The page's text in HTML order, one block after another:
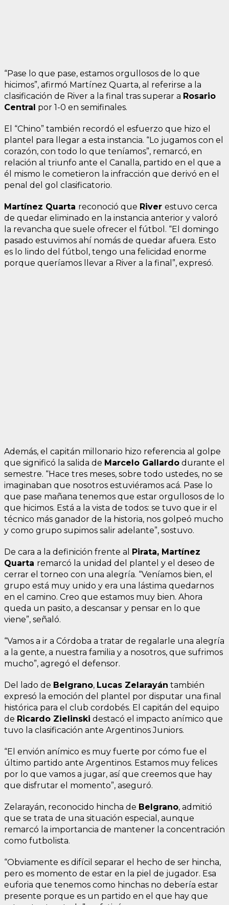
“Pase lo que pase, estamos orgullosos de lo que
hicimos”, afirmó Martínez Quarta, al referirse a la
clasificación de River a la final tras superar a Rosario
Central por 1-0 en semifinales.
El “Chino” también recordó el esfuerzo que hizo el
plantel para llegar a esta instancia. “Lo jugamos con el
corazón, con todo lo que teníamos”, remarcó, en
relación al triunfo ante el Canalla, partido en el que a
él mismo le cometieron la infracción que derivó en el
penal del gol clasificatorio.
Martínez Quarta reconoció que River estuvo cerca
de quedar eliminado en la instancia anterior y valoró
la revancha que suele ofrecer el fútbol. “El domingo
pasado estuvimos ahí nomás de quedar afuera. Esto
es lo lindo del fútbol, tengo una felicidad enorme
porque queríamos llevar a River a la final”, expresó.
Además, el capitán millonario hizo referencia al golpe
que significó la salida de Marcelo Gallardo durante el
semestre. “Hace tres meses, sobre todo ustedes, no se
imaginaban que nosotros estuviéramos acá. Pase lo
que pase mañana tenemos que estar orgullosos de lo
que hicimos. Está a la vista de todos: se tuvo que ir el
técnico más ganador de la historia, nos golpeó mucho
y como grupo supimos salir adelante”, sostuvo.
De cara a la definición frente al Pirata, Martínez
Quarta remarcó la unidad del plantel y el deseo de
cerrar el torneo con una alegría. “Veníamos bien, el
grupo está muy unido y era una lástima quedarnos
en el camino. Creo que estamos muy bien. Ahora
queda un pasito, a descansar y pensar en lo que
viene”, señaló.
“Vamos a ir a Córdoba a tratar de regalarle una alegría
a la gente, a nuestra familia y a nosotros, que sufrimos
mucho”, agregó el defensor.
Del lado de Belgrano, Lucas Zelarayán también
expresó la emoción del plantel por disputar una final
histórica para el club cordobés. El capitán del equipo
de Ricardo Zielinski destacó el impacto anímico que
tuvo la clasificación ante Argentinos Juniors.
“El envión anímico es muy fuerte por cómo fue el
último partido ante Argentinos. Estamos muy felices
por lo que vamos a jugar, así que creemos que hay
que disfrutar el momento”, aseguró.
Zelarayán, reconocido hincha de Belgrano, admitió
que se trata de una situación especial, aunque
remarcó la importancia de mantener la concentración
como futbolista.
“Obviamente es difícil separar el hecho de ser hincha,
pero es momento de estar en la piel de jugador. Esa
euforia que tenemos como hinchas no debería estar
presente porque es un partido en el que hay que